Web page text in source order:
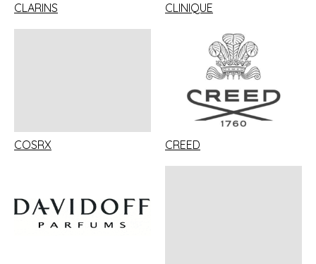
CLARINS CLINIQUE
COSRX CREED